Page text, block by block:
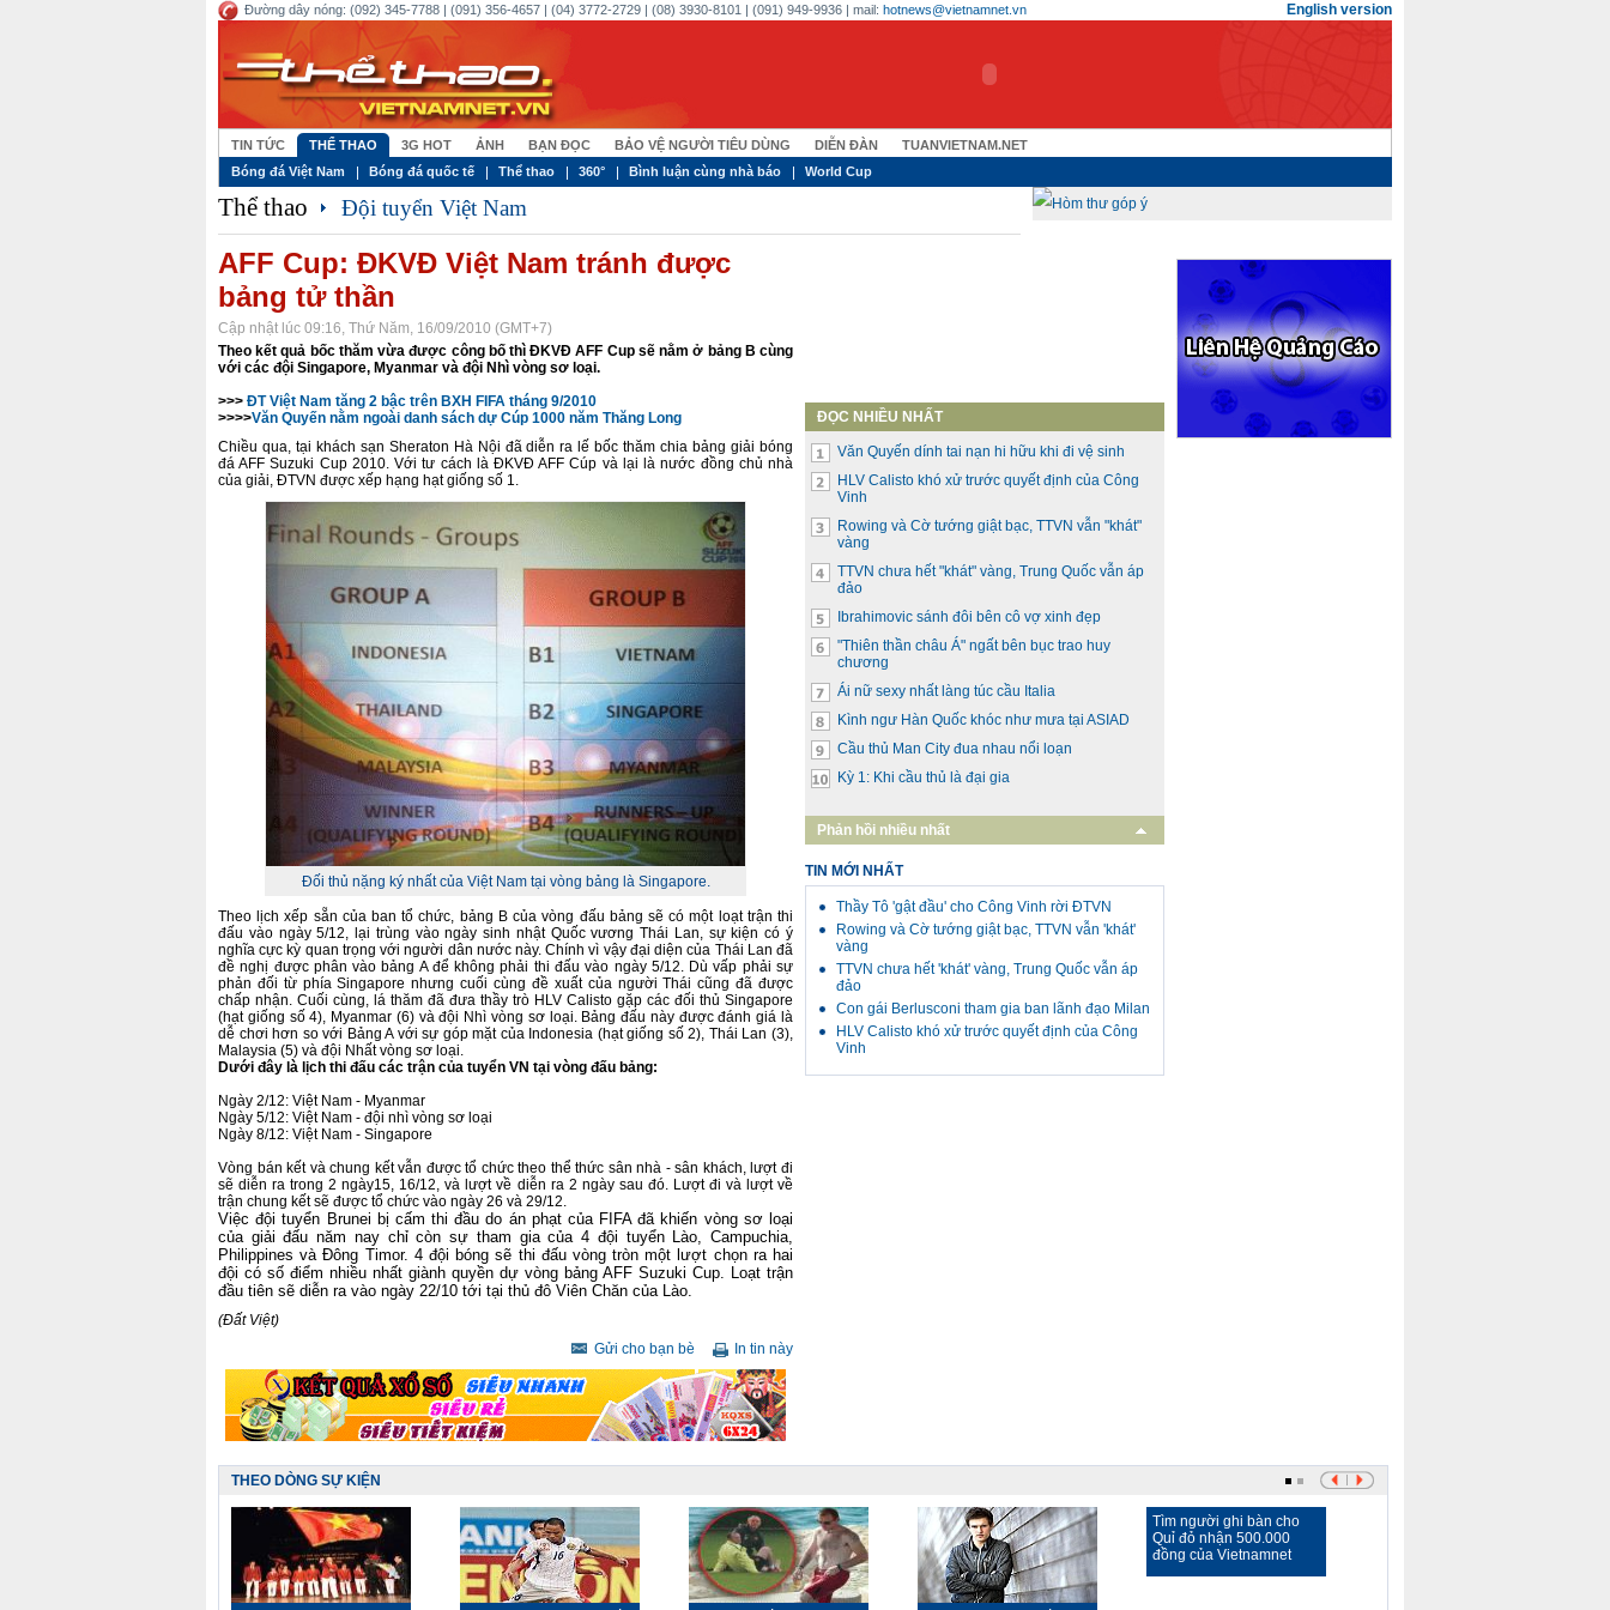
English version
Đường dây nóng: (092) 345-7788 | (091) 356-4657 | (04) 3772-2729 | (08) 3930-8101 | (091) 949-9936 | mail: hotnews@vietnamnet.vn
TIN TỨC THỂ THAO 3G HOT ẢNH BẠN ĐỌC BẢO VỆ NGƯỜI TIÊU DÙNG DIỄN ĐÀN
TUANVIETNAM.NET
Bóng đá Việt Nam
Bóng đá quốc tế Thể thao 360° Bình luận cùng nhà báo World Cup
Thể thao Đội tuyển Việt Nam
AFF Cup: ĐKVĐ Việt Nam tránh được
bảng tử thần
Cập nhật lúc 09:16, Thứ Năm, 16/09/2010 (GMT+7)
Theo kết quả bốc thăm vừa được công bố thì ĐKVĐ AFF Cup sẽ nằm ở bảng B cùng
với các đội Singapore, Myanmar và đội Nhì vòng sơ loại.
>>> ĐT Việt Nam tăng 2 bậc trên BXH FIFA tháng 9/2010
>>>>Văn Quyến nằm ngoài danh sách dự Cúp 1000 năm Thăng Long
Chiều qua, tại khách sạn Sheraton Hà Nội đã diễn ra lế bốc thăm chia bảng giải bóng
đá AFF Suzuki Cup 2010. Với tư cách là ĐKVĐ AFF Cúp và lại là nước đồng chủ nhà
của giải, ĐTVN được xếp hạng hạt giống số 1.
Đối thủ nặng ký nhất của Việt Nam tại vòng bảng là Singapore.
Theo lịch xếp sẵn của ban tổ chức, bảng B của vòng đấu bảng sẽ có một loạt trận thi
đấu vào ngày 5/12, lại trùng vào ngày sinh nhật Quốc vương Thái Lan, sự kiện có ý
nghĩa cực kỳ quan trọng với người dân nước này. Chính vì vậy đại diện của Thái Lan đã
đề nghị được phân vào bảng A để không phải thi đấu vào ngày 5/12. Dù vấp phải sự
phản đối từ phía Singapore nhưng cuối cùng đề xuất của người Thái cũng đã được
chấp nhận. Cuối cùng, lá thăm đã đưa thầy trò HLV Calisto gặp các đối thủ Singapore
(hạt giống số 4), Myanmar (6) và đội Nhì vòng sơ loại. Bảng đấu này được đánh giá là
dễ chơi hơn so với Bảng A với sự góp mặt của Indonesia (hạt giống số 2), Thái Lan (3),
Malaysia (5) và đội Nhất vòng sơ loại.
Dưới đây là lịch thi đấu các trận của tuyển VN tại vòng đấu bảng:
Ngày 2/12: Việt Nam - Myanmar
Ngày 5/12: Việt Nam - đội nhì vòng sơ loại
Ngày 8/12: Việt Nam - Singapore
Vòng bán kết và chung kết vẫn được tổ chức theo thể thức sân nhà - sân khách, lượt đi
sẽ diễn ra trong 2 ngày15, 16/12, và lượt về diễn ra 2 ngày sau đó. Lượt đi và lượt về
trận chung kết sẽ được tổ chức vào ngày 26 và 29/12.
Việc đội tuyển Brunei bị cấm thi đầu do án phạt của FIFA đã khiến vòng sơ loại
của giải đấu năm nay chỉ còn sự tham gia của 4 đội tuyển Lào, Campuchia,
Philippines và Đông Timor. 4 đội bóng sẽ thi đấu vòng tròn một lượt chọn ra hai
đội có số điểm nhiều nhất giành quyền dự vòng bảng AFF Suzuki Cup. Loạt trận
đầu tiên sẽ diễn ra vào ngày 22/10 tới tại thủ đô Viên Chăn của Lào.
(Đất Việt)
Gửi cho bạn bè
In tin này
ĐỌC NHIỀU NHẤT
Văn Quyến dính tai nạn hi hữu khi đi vệ sinh
HLV Calisto khó xử trước quyết định của Công
Vinh
Rowing và Cờ tướng giật bạc, TTVN vẫn "khát"
vàng
TTVN chưa hết "khát" vàng, Trung Quốc vẫn áp
đảo
Ibrahimovic sánh đôi bên cô vợ xinh đẹp
"Thiên thần châu Á" ngất bên bục trao huy
chương
Ái nữ sexy nhất làng túc cầu Italia
Kình ngư Hàn Quốc khóc như mưa tại ASIAD
Cầu thủ Man City đua nhau nổi loạn
Kỳ 1: Khi cầu thủ là đại gia
Phản hồi nhiều nhất
TIN MỚI NHẤT
Thầy Tô 'gật đầu' cho Công Vinh rời ĐTVN
Rowing và Cờ tướng giật bạc, TTVN vẫn 'khát'
vàng
TTVN chưa hết 'khát' vàng, Trung Quốc vẫn áp
đảo
Con gái Berlusconi tham gia ban lãnh đạo Milan
HLV Calisto khó xử trước quyết định của Công
Vinh
THEO DÒNG SỰ KIỆN
Tìm người ghi bàn cho
Quỉ đỏ nhận 500.000
đồng của Vietnamnet